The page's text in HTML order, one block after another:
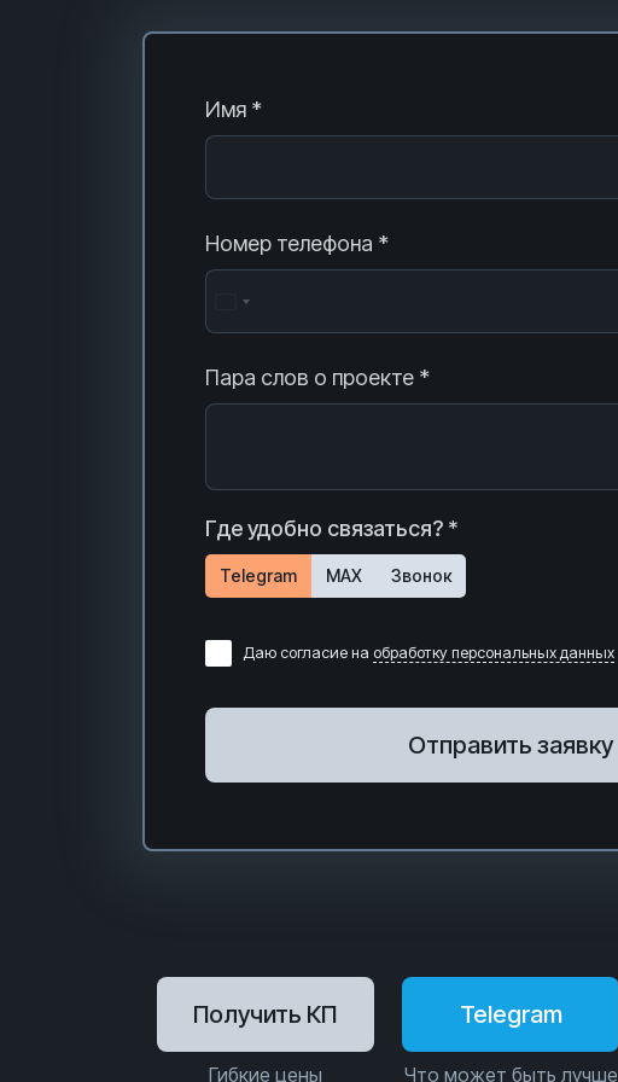
Имя *
Номер телефона *
Пара слов о проекте *
Где удобно связаться? *
Telegram MAX Звонок
Даю согласие на обработку персональных данных
Отправить заявку
Telegram
Что может быть лучше
Получить КП
Гибкие цены